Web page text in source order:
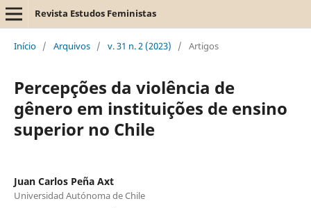
Revista Estudos Feministas
Início / Arquivos / v. 31 n. 2 (2023) / Artigos
Percepções da violência de
gênero em instituições de ensino
superior no Chile
Juan Carlos Peña Axt
Universidad Autónoma de Chile